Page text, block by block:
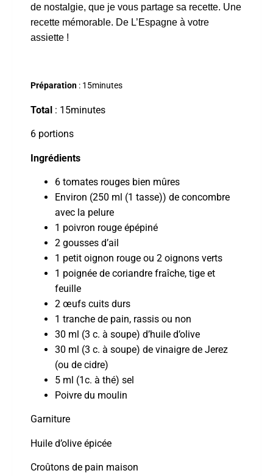
de nostalgie, que je vous partage sa recette. Une
recette mémorable. De L’Espagne à votre
assiette !
Préparation : 15minutes
Total : 15minutes
6 portions
Ingrédients
6 tomates rouges bien mûres
Environ (250 ml (1 tasse)) de concombre
avec la pelure
1 poivron rouge épépiné
2 gousses d’ail
1 petit oignon rouge ou 2 oignons verts
1 poignée de coriandre fraîche, tige et
feuille
2 œufs cuits durs
1 tranche de pain, rassis ou non
30 ml (3 c. à soupe) d’huile d’olive
30 ml (3 c. à soupe) de vinaigre de Jerez
(ou de cidre)
5 ml (1c. à thé) sel
Poivre du moulin
Garniture
Huile d’olive épicée
Croûtons de pain maison